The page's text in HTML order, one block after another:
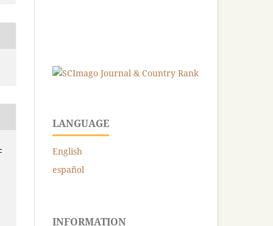
LANGUAGE
English
español
INFORMATION